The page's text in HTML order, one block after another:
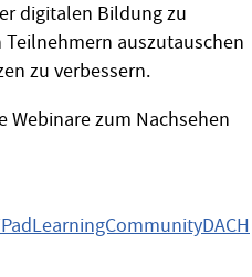
digitalen Bildung zu
auszutauschen
zu verbessern.
Webinare zum Nachsehen